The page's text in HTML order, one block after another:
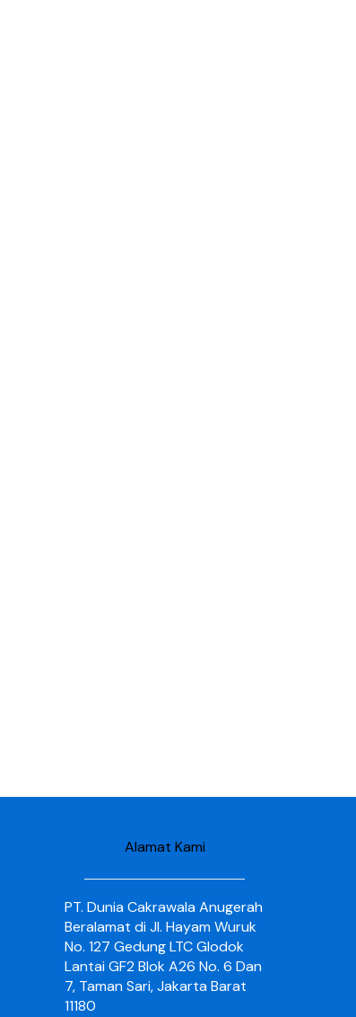
Alamat Kami
PT. Dunia Cakrawala Anugerah
Beralamat di Jl. Hayam Wuruk
No. 127 Gedung LTC Glodok
Lantai GF2 Blok A26 No. 6 Dan
7, Taman Sari, Jakarta Barat
11180